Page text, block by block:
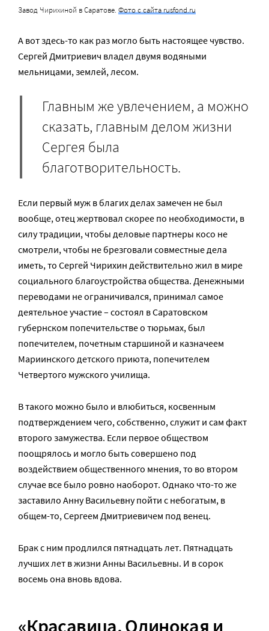
Завод Чирихиной в Саратове. Фото с сайта rusfond.ru
А вот здесь-то как раз могло быть настоящее чувство.
Сергей Дмитриевич владел двумя водяными
мельницами, землей, лесом.
Главным же увлечением, а можно
сказать, главным делом жизни
Сергея была
благотворительность.
Если первый муж в благих делах замечен не был
вообще, отец жертвовал скорее по необходимости, в
силу традиции, чтобы деловые партнеры косо не
смотрели, чтобы не брезговали совместные дела
иметь, то Сергей Чирихин действительно жил в мире
социального благоустройства общества. Денежными
переводами не ограничивался, принимал самое
деятельное участие – состоял в Саратовском
губернском попечительстве о тюрьмах, был
попечителем, почетным старшиной и казначеем
Мариинского детского приюта, попечителем
Четвертого мужского училища.
В такого можно было и влюбиться, косвенным
подтверждением чего, собственно, служит и сам факт
второго замужества. Если первое обществом
поощрялось и могло быть совершено под
воздействием общественного мнения, то во втором
случае все было ровно наоборот. Однако что-то же
заставило Анну Васильевну пойти с небогатым, в
общем-то, Сергеем Дмитриевичем под венец.
Брак с ним продлился пятнадцать лет. Пятнадцать
лучших лет в жизни Анны Васильевны. И в сорок
восемь она вновь вдова.
«Красавица. Одинокая и